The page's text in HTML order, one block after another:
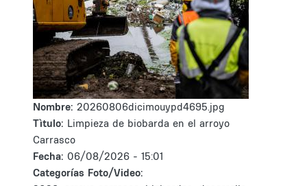
Nombre: 20260806dicimouypd4695.jpg
Tìtulo: Limpieza de biobarda en el arroyo
Carrasco
Fecha: 06/08/2026 - 15:01
Categorías Foto/Video: